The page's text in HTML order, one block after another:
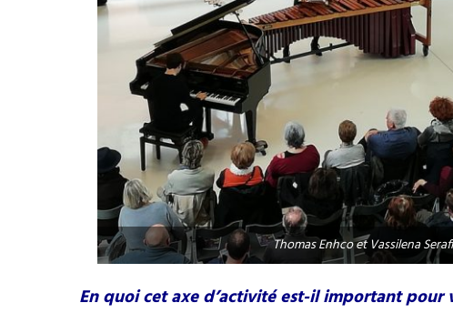
Thomas Enhco et Vassilena
En quoi cet axe d’activité est-il important pour